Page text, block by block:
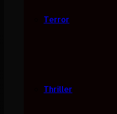
Terror
Thriller